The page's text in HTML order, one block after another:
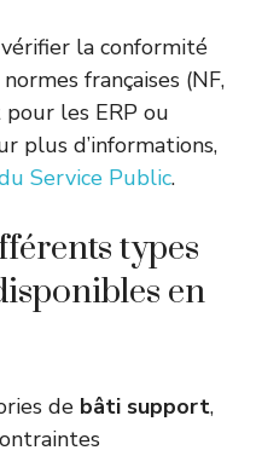
la conformité
françaises (NF,
les ERP ou
plus d’informations,
Service Public.
types
en
de bâti support,